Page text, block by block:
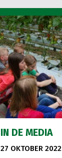
IN DE MEDIA
27 OKTOBER 2022